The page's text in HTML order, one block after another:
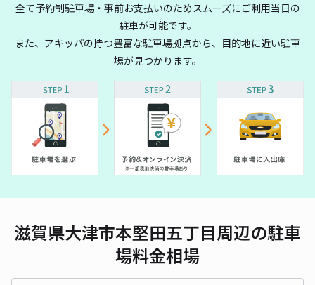
全て予約制駐車場・事前お支払いのためスムーズにご利用当日の
駐車が可能です。
また、アキッパの持つ豊富な駐車場拠点から、目的地に近い駐車
場が見つかります。
滋賀県大津市本堅田五丁目周辺の駐車
場料金相場